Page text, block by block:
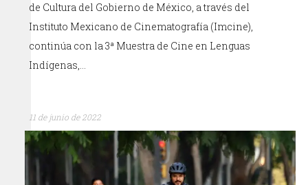
de Cultura del Gobierno de México, a través del
Instituto Mexicano de Cinematografía (Imcine),
continúa con la 3ª Muestra de Cine en Lenguas
Indígenas,…
11 de junio de 2022